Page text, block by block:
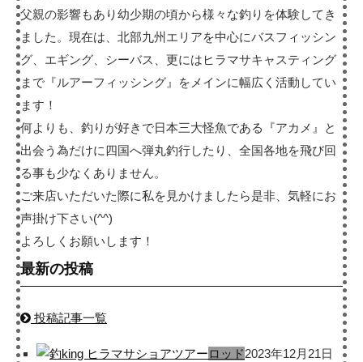
父親の影響もあり幼少期の頃から様々な釣りを体験してき
ました。現在は、北部九州エリアを中心にバスフィッシン
グ、エギング、シーバス、更にはヒラマサキャスティング
まで『ルアーフィッシング』をメインに幅広く活動してい
ます！
何よりも、釣りが好きで日本三大怪魚である『アカメ』と
出会う為だけに四国へ弾丸釣行したり、全国各地を飛び回
る事も少なくありません。
ご来店いただいた際に私を見かけましたら是非、気軽にお
声掛け下さい(^^)
よろしくお願いします！
最新の投稿
投稿記事一覧
ロッド2023年12月21日